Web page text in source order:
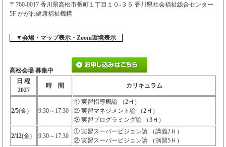
〒760-0017 香川県高松市番町１丁目１０-３５ 香川県社会福祉総合センター
5F かがわ健康福祉機構
▼会場・マップ表示・Zoom環境表示
高松会場 募集中
日 程
2027
時 間 カリキュラム
2/5(金) 9:30～17:30
① 実習指導概論 （2Ｈ）
② 実習マネジメント論 （2Ｈ）
③ 実習プログラミング論 （3Ｈ）
2/12(金) 9:30～17:30
① 実習スーパービジョン論 （講義2Ｈ）
② 実習スーパービジョン論 （演習5Ｈ）